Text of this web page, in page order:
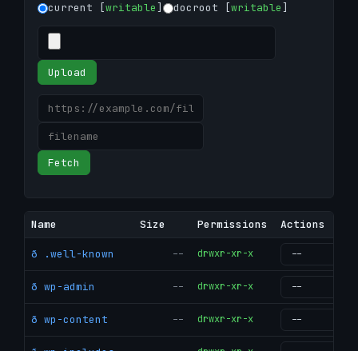
current [writable] docroot [writable]
Upload
Fetch
Name Size Permissions Actions
ð .well-known -- drwxr-xr-x
ð wp-admin -- drwxr-xr-x
ð wp-content -- drwxr-xr-x